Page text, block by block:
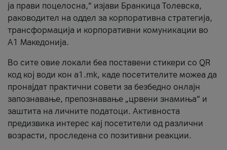
ја прави поцелосна,“ изјави Бранкица Толевска,
раководител на оддел за корпоративна стратегија,
трансформација и корпоративни комуникации во
А1 Македонија.
Во сите овие локали беа поставени стикери со QR
код кој води кон a1.mk, каде посетителите можеа да
пронајдат практични совети за безбедно онлајн
запознавање, препознавање „црвени знамиња“ и
заштита на личните податоци. Активноста
предизвика интерес кај посетители од различни
возрасти, проследена со позитивни реакции.